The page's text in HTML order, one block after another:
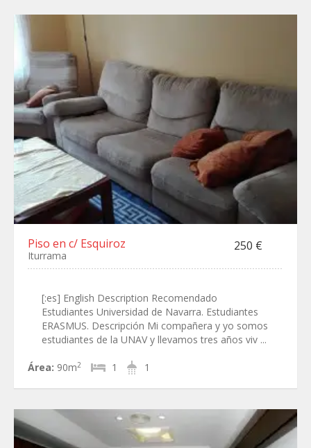
Piso en c/ Esquiroz 250 €
Iturrama
[:es] English Description Recomendado
Estudiantes Universidad de Navarra. Estudiantes
ERASMUS. Descripción Mi compañera y yo somos
estudiantes de la UNAV y llevamos tres años viv ...
Área: 90m2 1 1